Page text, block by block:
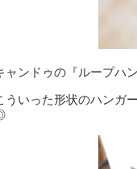
ャンドゥの『ループハ
ういった形状のハンガ